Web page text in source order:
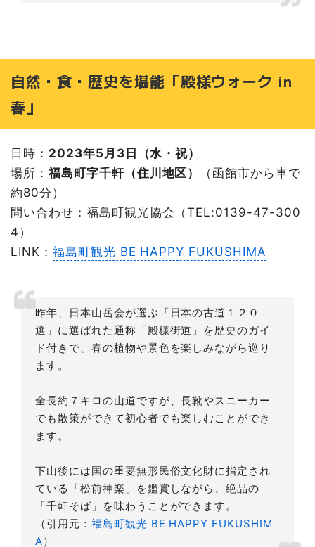
自然・食・歴史を堪能「殿様ウォーク in
春」
日時： 2023年5月3日（水・祝）
場所： 福島町字千軒（住川地区）
（函館市から車で
約80分）
問い合わせ：福島町観光協会（TEL:0139-47-300
4）
LINK： 福島町観光 BE HAPPY FUKUSHIMA
昨年、日本山岳会が選ぶ「日本の古道１２０
選」に選ばれた通称「殿様街道」を歴史のガイ
ド付きで、春の植物や景色を楽しみながら巡り
ます。
全長約７キロの山道ですが、長靴やスニーカー
でも散策ができて初心者でも楽しむことができ
ます。
下山後には国の重要無形民俗文化財に指定され
ている「松前神楽」を鑑賞しながら、絶品の
「千軒そば」を味わうことができます。
（引用元： 福島町観光 BE HAPPY FUKUSHIM
A）